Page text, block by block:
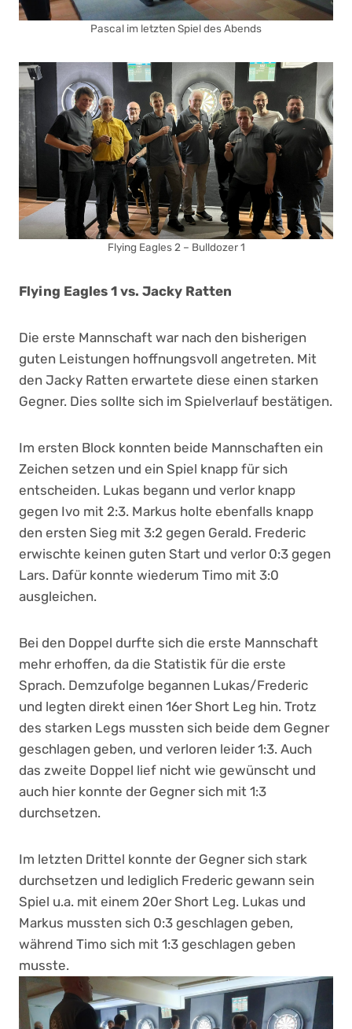
Pascal im letzten Spiel des Abends
Flying Eagles 2 – Bulldozer 1
Flying Eagles 1 vs. Jacky Ratten
Die erste Mannschaft war nach den bisherigen
guten Leistungen hoffnungsvoll angetreten. Mit
den Jacky Ratten erwartete diese einen starken
Gegner. Dies sollte sich im Spielverlauf bestätigen.
Im ersten Block konnten beide Mannschaften ein
Zeichen setzen und ein Spiel knapp für sich
entscheiden. Lukas begann und verlor knapp
gegen Ivo mit 2:3. Markus holte ebenfalls knapp
den ersten Sieg mit 3:2 gegen Gerald. Frederic
erwischte keinen guten Start und verlor 0:3 gegen
Lars. Dafür konnte wiederum Timo mit 3:0
ausgleichen.
Bei den Doppel durfte sich die erste Mannschaft
mehr erhoffen, da die Statistik für die erste
Sprach. Demzufolge begannen Lukas/Frederic
und legten direkt einen 16er Short Leg hin. Trotz
des starken Legs mussten sich beide dem Gegner
geschlagen geben, und verloren leider 1:3. Auch
das zweite Doppel lief nicht wie gewünscht und
auch hier konnte der Gegner sich mit 1:3
durchsetzen.
Im letzten Drittel konnte der Gegner sich stark
durchsetzen und lediglich Frederic gewann sein
Spiel u.a. mit einem 20er Short Leg. Lukas und
Markus mussten sich 0:3 geschlagen geben,
während Timo sich mit 1:3 geschlagen geben
musste.